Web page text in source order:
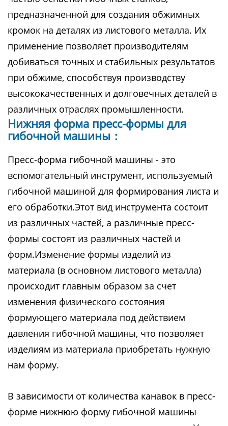
предназначенной для создания обжимных
кромок на деталях из листового металла. Их
применение позволяет производителям
добиваться точных и стабильных результатов
при обжиме, способствуя производству
высококачественных и долговечных деталей в
различных отраслях промышленности.
Нижняя форма пресс-формы для
гибочной машины：
Пресс-форма гибочной машины - это
вспомогательный инструмент, используемый
гибочной машиной для формирования листа и
его обработки.Этот вид инструмента состоит
из различных частей, а различные пресс-
формы состоят из различных частей и
форм.Изменение формы изделий из
материала (в основном листового металла)
происходит главным образом за счет
изменения физического состояния
формующего материала под действием
давления гибочной машины, что позволяет
изделиям из материала приобретать нужную
нам форму.
В зависимости от количества канавок в пресс-
форме нижнюю форму гибочной машины